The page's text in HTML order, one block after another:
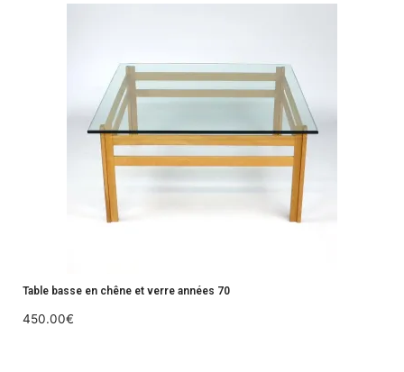
Table basse en chêne et verre années 70
450.00€